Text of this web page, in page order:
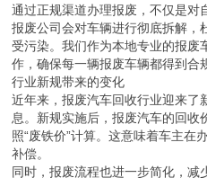
通过正规渠道办理报废，不仅是对
报废公司会对车辆进行彻底拆解，
受污染。我们作为本地专业的报废
作，确保每一辆报废车辆都得到合
行业新规带来的变化
近年来，报废汽车回收行业迎来了
息。新规实施后，报废汽车的回收
照“废铁价”计算。这意味着车主在
补偿。
同时，报废流程也进一步简化，减